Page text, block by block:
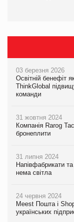
03 березня 2026
Освітній бенефіт
ThinkGlobal
команди
31 жовтня 2024
Компанія Rarog
бронеплити
31 липня 2024
Напівфабрикати
нема світла
24 червня 2024
Meest Пошта і
українських